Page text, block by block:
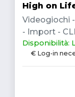
High on
Videogiochi
- Import -
Disponibilità:
€ Log-in